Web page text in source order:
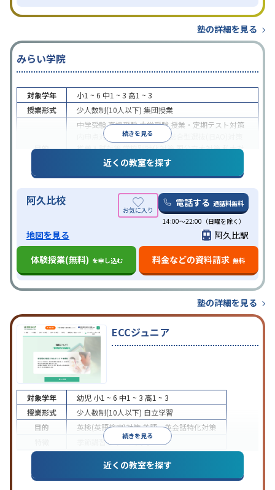
塾の詳細を見る
みらい学院
続きを見る
対象学年 小1 ~ 6 中1 ~ 3 高1 ~ 3
授業形式
少人数制(10人以下) 集団授業
目的
中学受験高校受験大学受験 授業・定期テスト対策
内申点対策
学習習慣の定着
総合型選抜(旧AO)対策
推薦入試対策学校別特化対策国公立大対策私大対
共通テスト対策英検(英語検定)対策
特徴
中高一貫校生に対応授業の振替可能不登校生に対
学習にPC・タブレットを利用季節講習のみの受
自習室あり
近くの教室を探す
阿久比校 電話する 通話料無料
14:00～22:00（日曜を除く）
地図を見る
阿久比駅
体験授業(無料) を申し込む 料金などの資料請求 無料
塾の詳細を見る
ECCジュニア
続きを見る
対象学年 幼児 小1 ~ 6 中1 ~ 3 高1 ~ 3
授業形式
少人数制(10人以下) 自立学習
目的
英検(英語検定)対策英語・英会話特化対策
季節講習のみの受講可
近くの教室を探す